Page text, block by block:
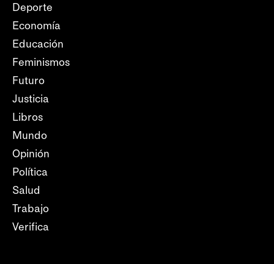
Deporte
Economía
Educación
Feminismos
Futuro
Justicia
Libros
Mundo
Opinión
Política
Salud
Trabajo
Verifica